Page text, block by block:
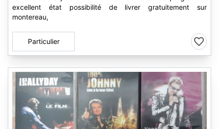
excellent état possibilité de livrer gratuitement sur
montereau,
Particulier